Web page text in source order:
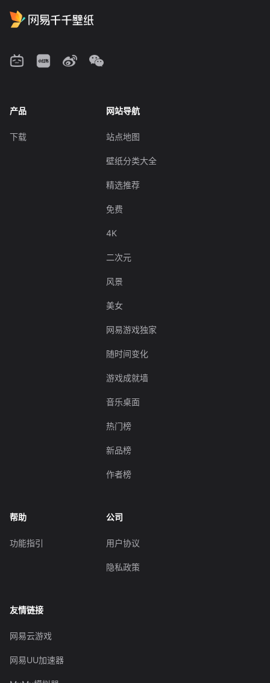
产品
下载
网站导航
站点地图
壁纸分类大全
精选推荐
免费
4K
二次元
风景
美女
网易游戏独家
随时间变化
游戏成就墙
音乐桌面
热门榜
新品榜
作者榜
帮助
功能指引
公司
用户协议
隐私政策
友情链接
网易云游戏
网易UU加速器